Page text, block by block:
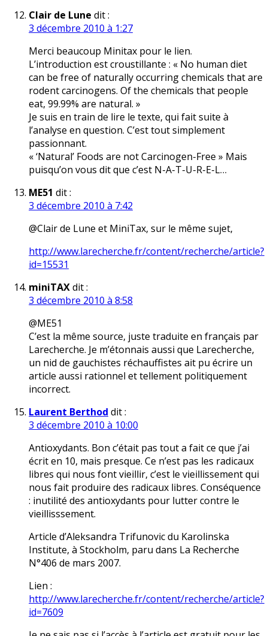
Clair de Lune dit :
3 décembre 2010 à 1:27
Merci beaucoup Minitax pour le lien.
L’introduction est croustillante : « No human diet
can be free of naturally occurring chemicals that are
rodent carcinogens. Of the chemicals that people
eat, 99.99% are natural. »
Je suis en train de lire le texte, qui fait suite à
l’analyse en question. C’est tout simplement
passionnant.
« ‘Natural’ Foods are not Carcinogen-Free » Mais
puisqu’on vous dit que c’est N-A-T-U-R-E-L…
ME51 dit :
3 décembre 2010 à 7:42
@Clair de Lune et MiniTax, sur le même sujet,
http://www.larecherche.fr/content/recherche/article?
id=15531
miniTAXdit :
3 décembre 2010 à 8:58
@ME51
C’est la même source, juste traduite en français par
Larecherche. Je m’étonnais aussi que Larecherche,
un nid de gauchistes réchauffistes ait pu écrire un
article aussi rationnel et tellement politiquement
incorrect.
Laurent Berthod dit :
3 décembre 2010 à 10:00
Antioxydants. Bon c’était pas tout a fait ce que j’ai
écrit en 10, mais presque. Ce n’est pas les radicaux
libres qui nous font vieillir, c’est le vieillissement qui
nous fait produire des radicaux libres. Conséquence
: inutilité des antioxydants pour lutter contre le
vieillisssement.
Article d’Aleksandra Trifunovic du Karolinska
Institute, à Stockholm, paru dans La Recherche
N°406 de mars 2007.
Lien :
http://www.larecherche.fr/content/recherche/article?
id=7609